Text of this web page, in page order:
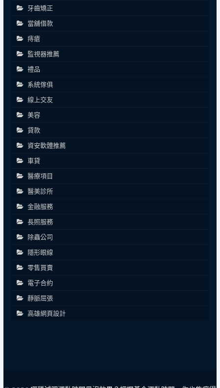
牙齒矯正
當舖借款
痔瘡
監視器推薦
禮品
系統傢俱
線上交友
美容
貸款
資安軟體推薦
車貸
醫療項目
醫美診所
金融服務
長照服務
除蟲公司
隱形眼線
零售買賣
電子合約
靜脈屈張
高雄網頁設計